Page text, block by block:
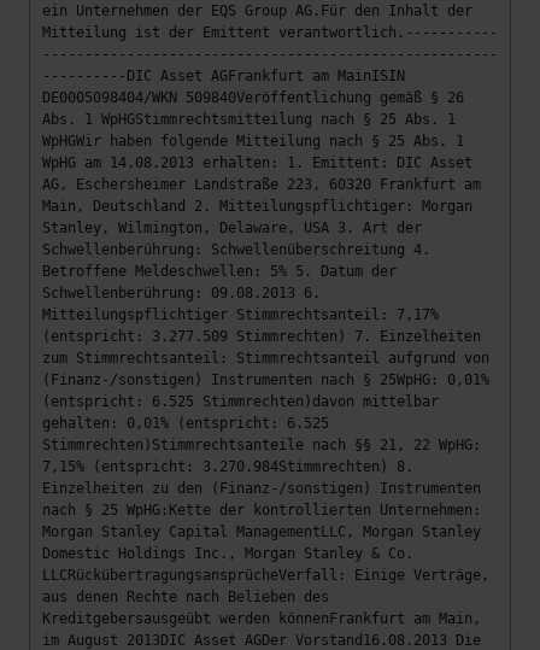
ein Unternehmen der EQS Group AG.Für den Inhalt der
Mitteilung ist der Emittent verantwortlich.-----------
------------------------------------------------------
----------DIC Asset AGFrankfurt am MainISIN
DE0005098404/WKN 509840Veröffentlichung gemäß § 26
Abs. 1 WpHGStimmrechtsmitteilung nach § 25 Abs. 1
WpHGWir haben folgende Mitteilung nach § 25 Abs. 1
WpHG am 14.08.2013 erhalten: 1. Emittent: DIC Asset
AG, Eschersheimer Landstraße 223, 60320 Frankfurt am
Main, Deutschland 2. Mitteilungspflichtiger: Morgan
Stanley, Wilmington, Delaware, USA 3. Art der
Schwellenberührung: Schwellenüberschreitung 4.
Betroffene Meldeschwellen: 5% 5. Datum der
Schwellenberührung: 09.08.2013 6.
Mitteilungspflichtiger Stimmrechtsanteil: 7,17%
(entspricht: 3.277.509 Stimmrechten) 7. Einzelheiten
zum Stimmrechtsanteil: Stimmrechtsanteil aufgrund von
(Finanz-/sonstigen) Instrumenten nach § 25WpHG: 0,01%
(entspricht: 6.525 Stimmrechten)davon mittelbar
gehalten: 0,01% (entspricht: 6.525
Stimmrechten)Stimmrechtsanteile nach §§ 21, 22 WpHG:
7,15% (entspricht: 3.270.984Stimmrechten) 8.
Einzelheiten zu den (Finanz-/sonstigen) Instrumenten
nach § 25 WpHG:Kette der kontrollierten Unternehmen:
Morgan Stanley Capital ManagementLLC, Morgan Stanley
Domestic Holdings Inc., Morgan Stanley & Co.
LLCRückübertragungsansprücheVerfall: Einige Verträge,
aus denen Rechte nach Belieben des
Kreditgebersausgeübt werden könnenFrankfurt am Main,
im August 2013DIC Asset AGDer Vorstand16.08.2013 Die